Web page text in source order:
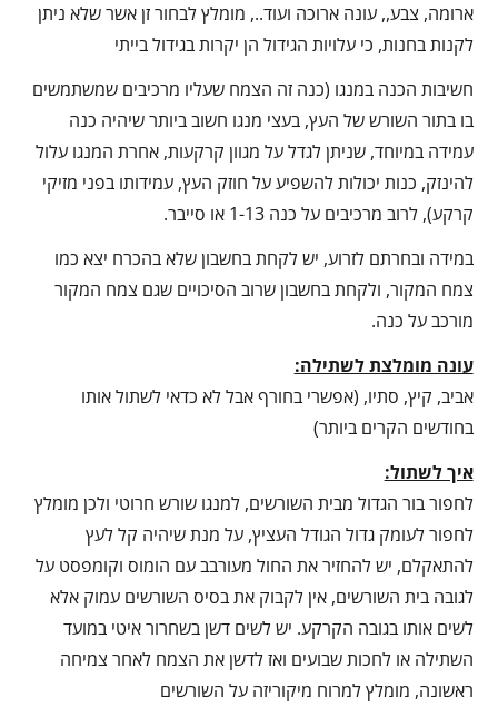
ארומה, צבע,, עונה ארוכה ועוד.., מומלץ לבחור זן אשר שלא ניתן
לקנות בחנות, כי עלויות הגידול הן יקרות בגידול בייתי
חשיבות הכנה במנגו (כנה זה הצמח שעליו מרכיבים שמשתמשים
בו בתור השורש של העץ, בעצי מנגו חשוב ביותר שיהיה כנה
עמידה במיוחד, שניתן לגדל על מגוון קרקעות, אחרת המנגו עלול
להינזק, כנות יכולות להשפיע על חוזק העץ, עמידותו בפני מזיקי
קרקע), לרוב מרכיבים על כנה 1-13 או סייבר.
במידה ובחרתם לזרוע, יש לקחת בחשבון שלא בהכרח יצא כמו
צמח המקור, ולקחת בחשבון שרוב הסיכויים שגם צמח המקור
מורכב על כנה.
עונה מומלצת לשתילה:
אביב, קיץ, סתיו, (אפשרי בחורף אבל לא כדאי לשתול אותו
בחודשים הקרים ביותר)
איך לשתול:
לחפור בור הגדול מבית השורשים, למנגו שורש חרוטי ולכן מומלץ
לחפור לעומק גדול הגודל העציץ, על מנת שיהיה קל לעץ
להתאקלם, יש להחזיר את החול מעורבב עם הומוס וקומפסט על
לגובה בית השורשים, אין לקבוק את בסיס השורשים עמוק אלא
לשים אותו בגובה הקרקע. יש לשים דשן בשחרור איטי במועד
השתילה או לחכות שבועים ואז לדשן את הצמח לאחר צמיחה
ראשונה, מומלץ למרוח מיקוריזה על השורשים